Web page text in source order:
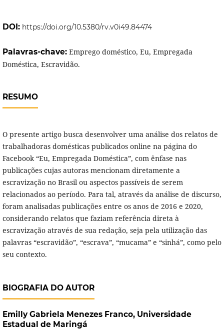
DOI: https://doi.org/10.5380/rv.v0i49.84474
Palavras-chave: Emprego doméstico, Eu, Empregada
Doméstica, Escravidão.
RESUMO
O presente artigo busca desenvolver uma análise dos relatos de
trabalhadoras domésticas publicados online na página do
Facebook “Eu, Empregada Doméstica”, com ênfase nas
publicações cujas autoras mencionam diretamente a
escravização no Brasil ou aspectos passíveis de serem
relacionados ao período. Para tal, através da análise de discurso,
foram analisadas publicações entre os anos de 2016 e 2020,
considerando relatos que faziam referência direta à
escravização através de sua redação, seja pela utilização das
palavras “escravidão”, “escrava”, “mucama” e “sinhá”, como pelo
seu contexto.
BIOGRAFIA DO AUTOR
Emilly Gabriela Menezes Franco, Universidade
Estadual de Maringá